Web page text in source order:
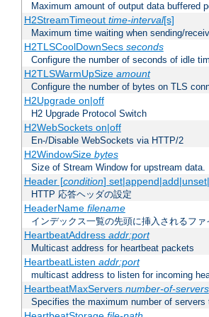
Maximum amount of output data buffered
H2StreamTimeout time-interval[s]
Maximum time waiting when sending/
H2TLSCoolDownSecs seconds
Configure the number of seconds of idle
H2TLSWarmUpSize amount
Configure the number of bytes on TLS
H2Upgrade on|off
H2 Upgrade Protocol Switch
H2WebSockets on|off
En-/Disable WebSockets via HTTP/2
H2WindowSize bytes
Size of Stream Window for upstream data.
Header [condition]
HTTP 応答ヘッダの設定
HeaderName filename
インデックス一覧の先頭に挿入されるファ
HeartbeatAddress addr:port
Multicast address for heartbeat packets
HeartbeatListen addr:port
multicast address to listen for incoming
HeartbeatMaxServers number-of-servers
Specifies the maximum number of